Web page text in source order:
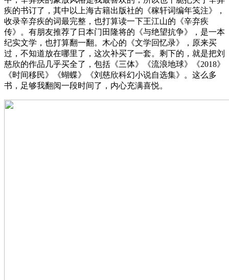
疾的书订了，其中以上海古籍出版社的《稼轩词编年笺注》，
收录辛弃疾的词最完整，也打算读一下王江山的《辛弃疾
传》。有朋友推荐了日本门田隆将的《与绝望抗争》，是一本
纪实文学，也打算翻一翻。木心的《文学回忆录》，原来买
过，不知道放在哪里了，这次补买了一套。剩下的，就是把刘
慈欣的作品几乎买全了，包括《三体》《流浪地球》《2018》
《时间移民》《蝴蝶》《刘慈欣科幻小说自选集》。这么多
书，足够我翻阅一段时间了，内心充满喜悦。